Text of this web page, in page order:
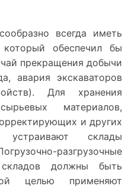
всегда иметь
обеспечил бы
прекращения добычи
авария экскаваторов
Для хранения
материалов,
и других
склады
разгрузочные
должны быть
целью применяют